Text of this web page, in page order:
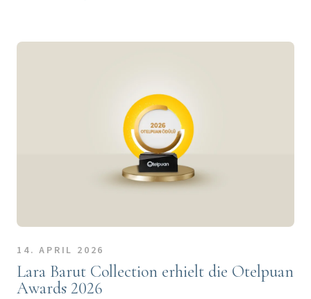
14. APRIL 2026
Lara Barut Collection erhielt die Otelpuan
Awards 2026